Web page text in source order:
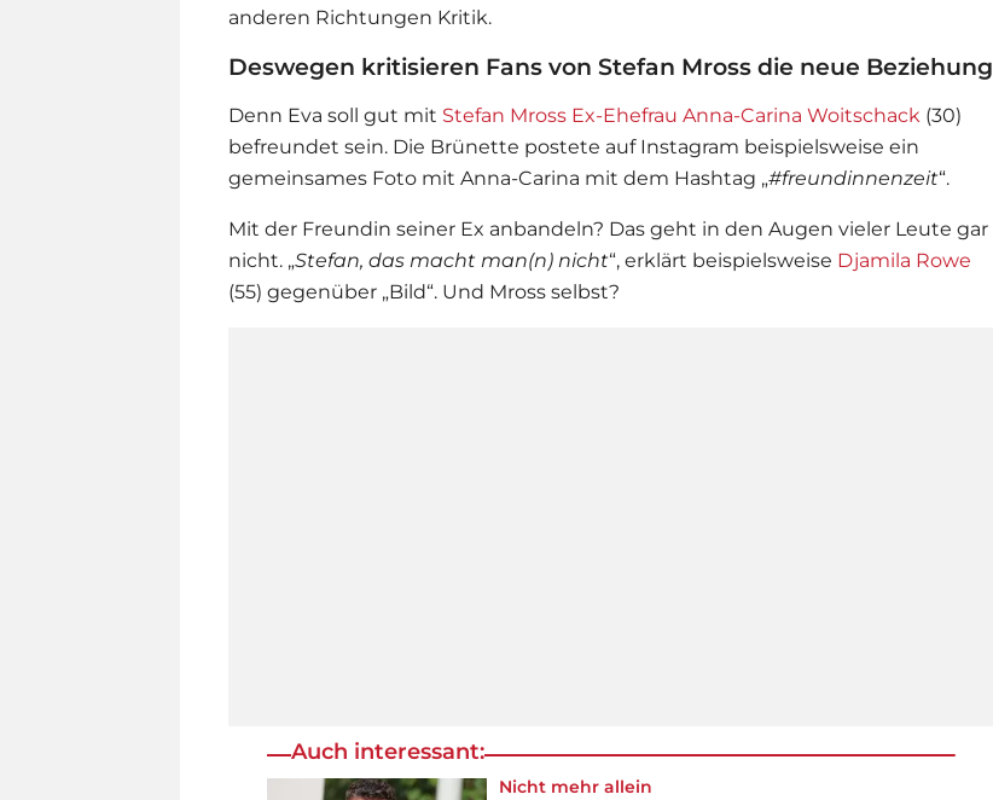
anderen Richtungen Kritik.
Deswegen kritisieren Fans von Stefan Mross die neue Beziehung
Denn Eva soll gut mit Stefan Mross Ex-Ehefrau Anna-Carina Woitschack (30)
befreundet sein. Die Brünette postete auf Instagram beispielsweise ein
gemeinsames Foto mit Anna-Carina mit dem Hashtag „#freundinnenzeit“.
Mit der Freundin seiner Ex anbandeln? Das geht in den Augen vieler Leute gar
nicht. „Stefan, das macht man(n) nicht“, erklärt beispielsweise Djamila Rowe
(55) gegenüber „Bild“. Und Mross selbst?
Auch interessant:
Nicht mehr allein